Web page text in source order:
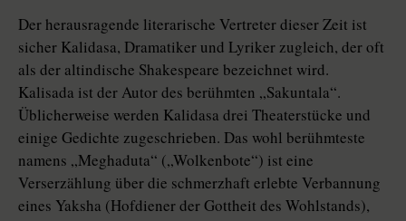
Der herausragende literarische Vertreter dieser Zeit ist
sicher Kalidasa, Dramatiker und Lyriker zugleich, der oft
als der altindische Shakespeare bezeichnet wird.
Kalisada ist der Autor des berühmten „Sakuntala“.
Üblicherweise werden Kalidasa drei Theaterstücke und
einige Gedichte zugeschrieben. Das wohl berühmteste
namens „Meghaduta“ („Wolkenbote“) ist eine
Verserzählung über die schmerzhaft erlebte Verbannung
eines Yaksha (Hofdiener der Gottheit des Wohlstands),